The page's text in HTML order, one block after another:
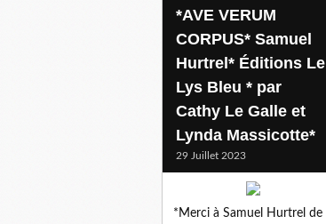
*AVE VERUM
CORPUS* Samuel
Hurtrel* Éditions Le
Lys Bleu * par
Cathy Le Galle et
Lynda Massicotte*
29 Juillet 2023
*Merci à Samuel Hurtrel de